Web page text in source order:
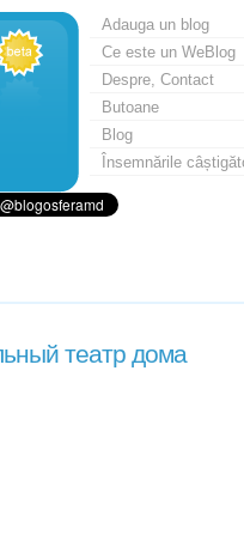
Adauga un blog
Ce este un WeBlog
Despre, Contact
Butoane
Blog
Însemnările
театр дома